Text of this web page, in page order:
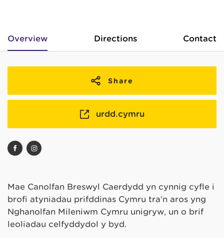
Overview Directions Contact
Share
urdd.cymru
Mae Canolfan Breswyl Caerdydd yn cynnig cyfle i
brofi atyniadau prifddinas Cymru tra’n aros yng
Nghanolfan Mileniwm Cymru unigryw, un o brif
leoliadau celfyddydol y byd.